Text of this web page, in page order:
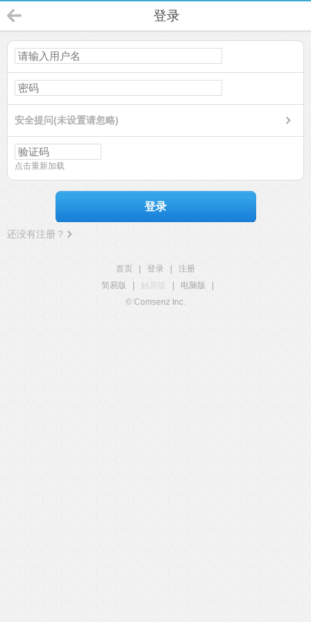
登录
安全提问(未设置请忽略)
点击重新加载
登录
还没有注册？
首页 登录
注册
简易版
触屏版 电脑版
© Comsenz Inc.